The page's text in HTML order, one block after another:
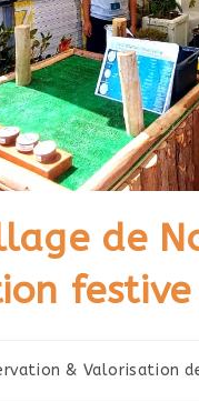
de
& Valorisation